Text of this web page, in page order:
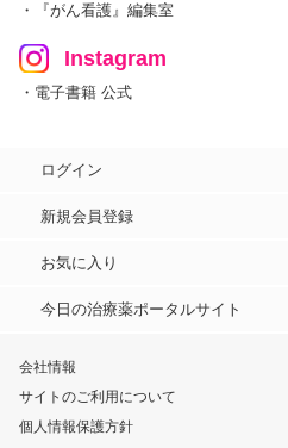
・『がん看護』編集室
Instagram
・電子書籍 公式
ログイン
新規会員登録
お気に入り
今日の治療薬ポータルサイト
会社情報
サイトのご利用について
個人情報保護方針